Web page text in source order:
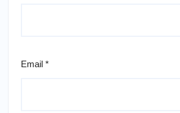
Email *